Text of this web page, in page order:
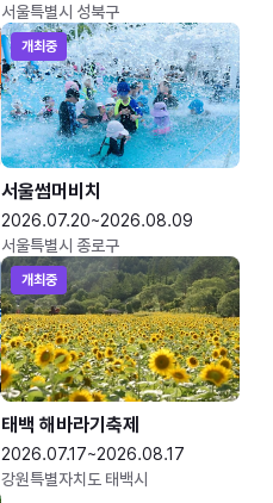
서울특별시 성북구
개최중
서울썸머비치
2026.07.20~2026.08.09
서울특별시 종로구
개최중
태백 해바라기축제
2026.07.17~2026.08.17
강원특별자치도 태백시